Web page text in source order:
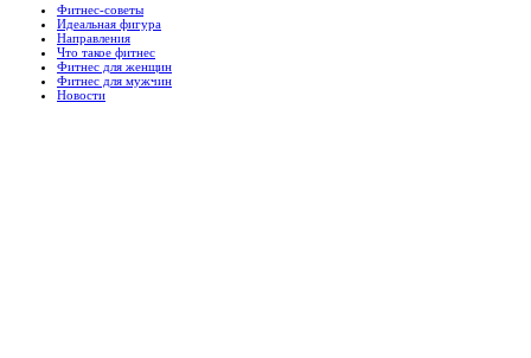
Фитнес-советы
Идеальная фигура
Направления
Что такое фитнес
Фитнес для женщин
Фитнес для мужчин
Новости